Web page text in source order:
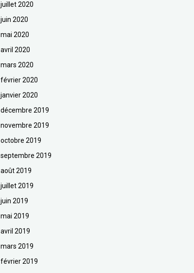
juillet 2020
juin 2020
mai 2020
avril 2020
mars 2020
février 2020
janvier 2020
décembre 2019
novembre 2019
octobre 2019
septembre 2019
août 2019
juillet 2019
juin 2019
mai 2019
avril 2019
mars 2019
février 2019